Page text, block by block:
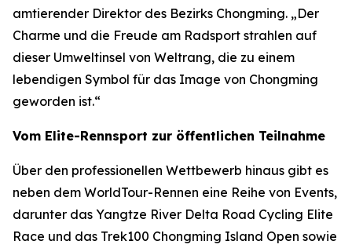
amtierender Direktor des Bezirks Chongming. „Der
Charme und die Freude am Radsport strahlen auf
dieser Umweltinsel von Weltrang, die zu einem
lebendigen Symbol für das Image von Chongming
geworden ist.“
Vom Elite-Rennsport zur öffentlichen Teilnahme
Über den professionellen Wettbewerb hinaus gibt es
neben dem WorldTour-Rennen eine Reihe von Events,
darunter das Yangtze River Delta Road Cycling Elite
Race und das Trek100 Chongming Island Open sowie